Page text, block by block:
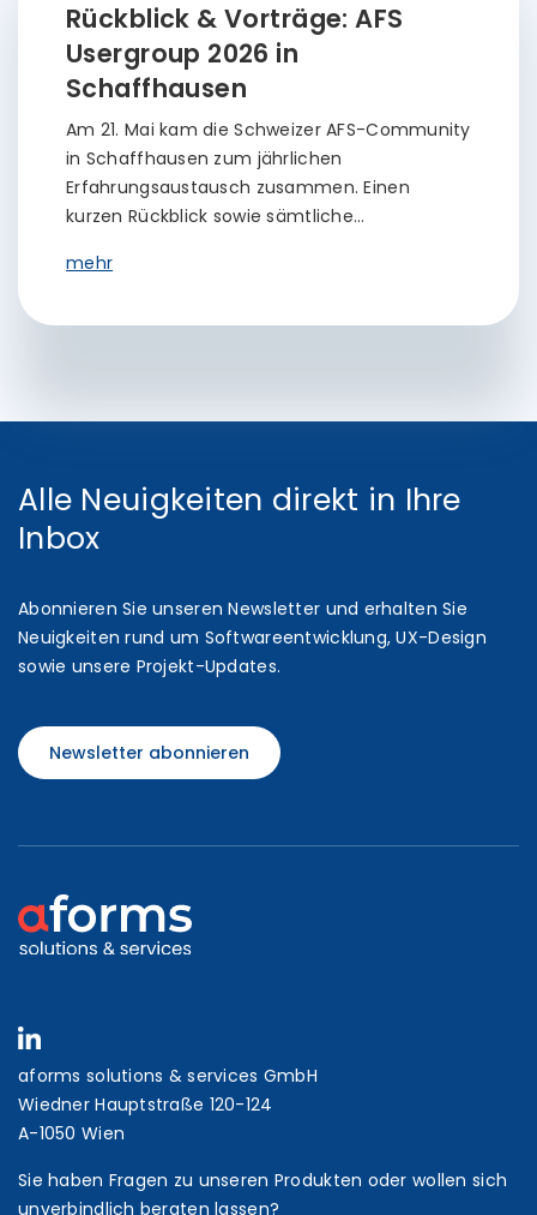
Rückblick & Vorträge: AFS
Usergroup 2026 in
Schaffhausen
Am 21. Mai kam die Schweizer AFS-Community
in Schaffhausen zum jährlichen
Erfahrungsaustausch zusammen. Einen
kurzen Rückblick sowie sämtliche…
mehr
Alle Neuigkeiten direkt in Ihre
Inbox
Abonnieren Sie unseren Newsletter und erhalten Sie
Neuigkeiten rund um Softwareentwicklung, UX-Design
sowie unsere Projekt-Updates.
Newsletter abonnieren
aforms solutions & services GmbH
Wiedner Hauptstraße 120-124
A-1050 Wien
Sie haben Fragen zu unseren Produkten oder wollen sich
unverbindlich beraten lassen?